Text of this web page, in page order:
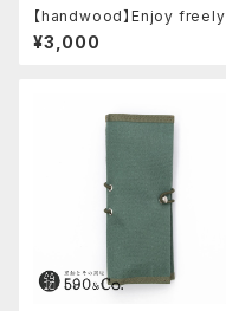
【handwood】Enjoy freely
前軸・滑り止め(ステンレス)
¥3,000